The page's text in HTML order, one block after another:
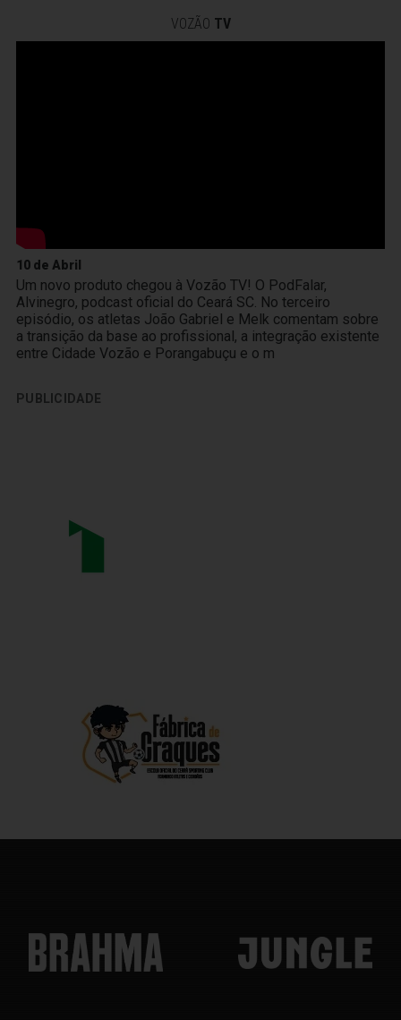
VOZÃO TV
10 de Abril
Um novo produto chegou à Vozão TV! O PodFalar,
Alvinegro, podcast oficial do Ceará SC. No terceiro
episódio, os atletas João Gabriel e Melk comentam sobre
a transição da base ao profissional, a integração existente
entre Cidade Vozão e Porangabuçu e o m
PUBLICIDADE